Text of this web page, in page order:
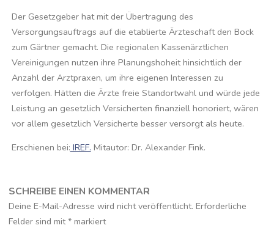
Der Gesetzgeber hat mit der Übertragung des
Versorgungsauftrags auf die etablierte Ärzteschaft den Bock
zum Gärtner gemacht. Die regionalen Kassenärztlichen
Vereinigungen nutzen ihre Planungshoheit hinsichtlich der
Anzahl der Arztpraxen, um ihre eigenen Interessen zu
verfolgen. Hätten die Ärzte freie Standortwahl und würde jede
Leistung an gesetzlich Versicherten finanziell honoriert, wären
vor allem gesetzlich Versicherte besser versorgt als heute.
Erschienen bei: IREF. Mitautor: Dr. Alexander Fink.
SCHREIBE EINEN KOMMENTAR
Deine E-Mail-Adresse wird nicht veröffentlicht. Erforderliche
Felder sind mit* markiert